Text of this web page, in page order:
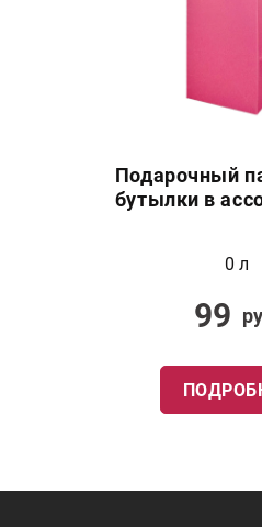
Подарочный
бутылки в
0 л
99